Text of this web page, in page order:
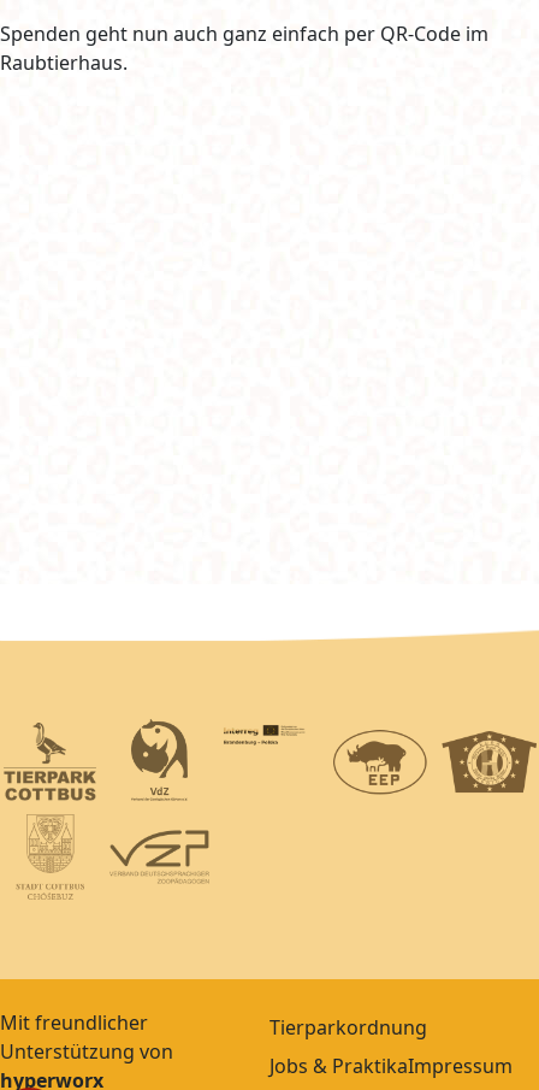
Spenden geht nun auch ganz einfach per QR-Code im
Raubtierhaus.
Mit freundlicher
Unterstützung von
hyperworx
Tierparkordnung
Jobs & PraktikaImpressum